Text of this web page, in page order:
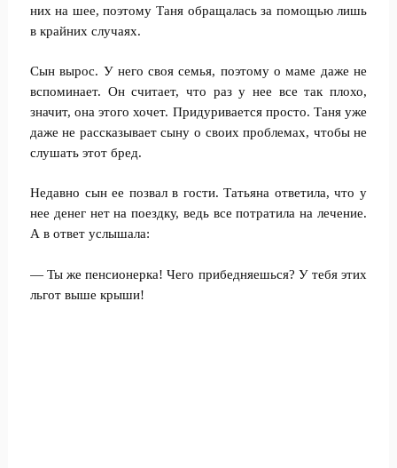
них на шее, поэтому Таня обращалась за помощью лишь
в крайних случаях.
Сын вырос. У него своя семья, поэтому о маме даже не
вспоминает. Он считает, что раз у нее все так плохо,
значит, она этого хочет. Придуривается просто. Таня уже
даже не рассказывает сыну о своих проблемах, чтобы не
слушать этот бред.
Недавно сын ее позвал в гости. Татьяна ответила, что у
нее денег нет на поездку, ведь все потратила на лечение.
А в ответ услышала:
— Ты же пенсионерка! Чего прибедняешься? У тебя этих
льгот выше крыши!